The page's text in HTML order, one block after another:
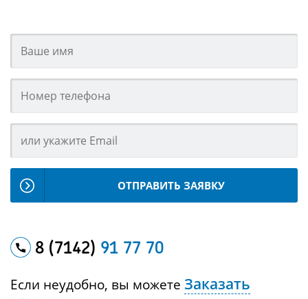
ОТПРАВИТЬ ЗАЯВКУ
8 (7142) 91 77 70
Если неудобно, вы можете Заказать